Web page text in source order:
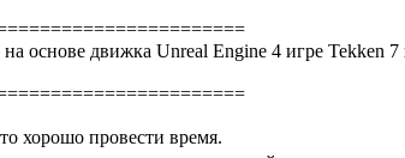
основе движка Unreal Engine 4 игре Tekken
хорошо провести время.